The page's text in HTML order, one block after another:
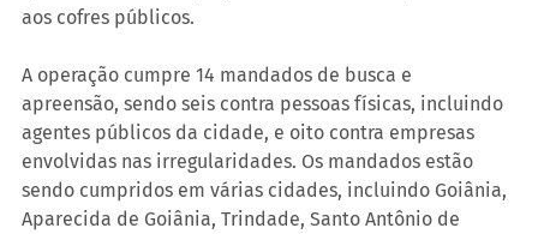
aos cofres públicos.
A operação cumpre 14 mandados de busca e
apreensão, sendo seis contra pessoas físicas, incluindo
agentes públicos da cidade, e oito contra empresas
envolvidas nas irregularidades. Os mandados estão
sendo cumpridos em várias cidades, incluindo Goiânia,
Aparecida de Goiânia, Trindade, Santo Antônio de